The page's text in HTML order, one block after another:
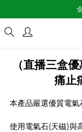
（直播三盒
痛止
本產品嚴選優質電氣
使用電氣石(天磁)與